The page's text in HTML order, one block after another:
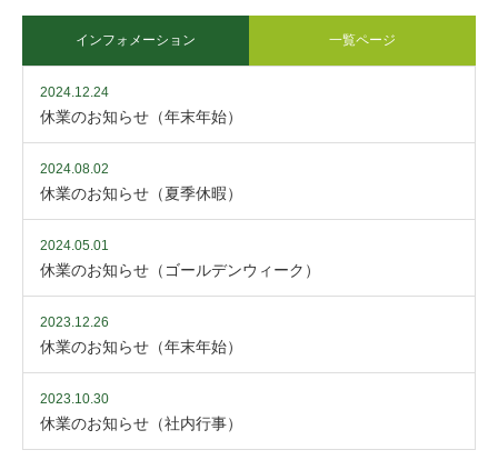
インフォメーション 一覧ページ
2024.12.24
休業のお知らせ（年末年始）
2024.08.02
休業のお知らせ（夏季休暇）
2024.05.01
休業のお知らせ（ゴールデンウィーク）
2023.12.26
休業のお知らせ（年末年始）
2023.10.30
休業のお知らせ（社内行事）